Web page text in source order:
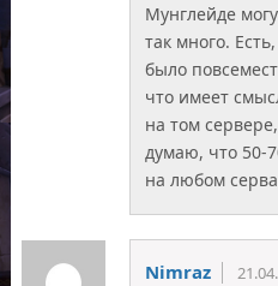
Мунглейде
так много.
было
что имеет
на том
думаю, что 50-
на любом
Nimraz